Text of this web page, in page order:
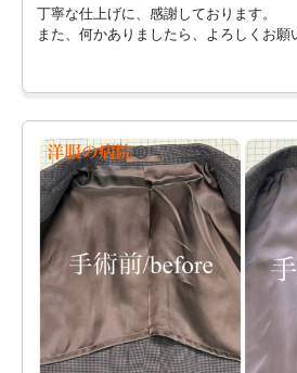
丁寧な仕上げに、感謝しております。
また、何かありましたら、よろしくお願